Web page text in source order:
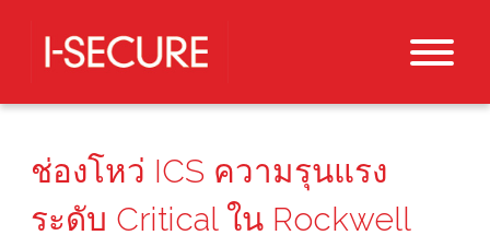
ช่องโหว่ ICS ความรุนแรง
ระดับ Critical ใน Rockwell